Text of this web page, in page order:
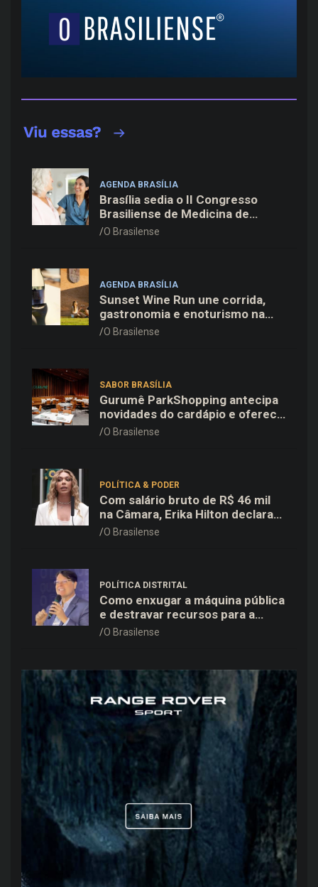
AGENDA BRASÍLIA
Brasília sedia o II Congresso
Brasiliense de Medicina de
Família e Comunidade na Fiocruz
O Brasilense
AGENDA BRASÍLIA
Sunset Wine Run une corrida,
gastronomia e enoturismo na
Vinícola Brasília
O Brasilense
SABOR BRASÍLIA
Gurumê ParkShopping antecipa
novidades do cardápio e oferece
25% de desconto no delivery
O Brasilense
POLÍTICA & PODER
Com salário bruto de R$ 46 mil
na Câmara, Erika Hilton declara
patrimônio de R$ 15,9 mil ao TSE
O Brasilense
POLÍTICA DISTRITAL
Como enxugar a máquina pública
e destravar recursos para a
saúde e educação no DF
O Brasilense